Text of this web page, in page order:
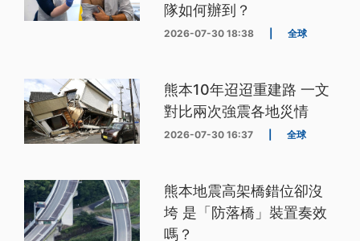
隊如何辦到？
2026-07-30 18:38 全球
熊本10年迢迢重建路 一文
對比兩次強震各地災情
2026-07-30 16:37 全球
熊本地震高架橋錯位卻沒
垮 是「防落橋」裝置奏效
嗎？